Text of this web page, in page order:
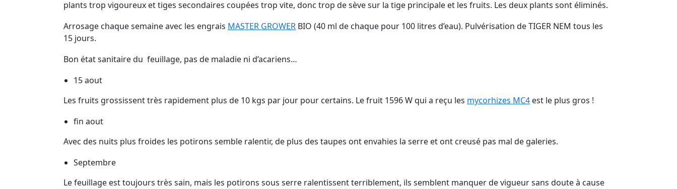
plants trop vigoureux et tiges secondaires coupées trop vite, donc trop de sève sur la tige principale et les fruits. Les deux plants sont éliminés.
Arrosage chaque semaine avec les engrais MASTER GROWER BIO (40 ml de chaque pour 100 litres d’eau). Pulvérisation de TIGER NEM tous les
15 jours.
Bon état sanitaire du feuillage, pas de maladie ni d’acariens…
15 aout
Les fruits grossissent très rapidement plus de 10 kgs par jour pour certains. Le fruit 1596 W qui a reçu les mycorhizes MC4 est le plus gros !
fin aout
Avec des nuits plus froides les potirons semble ralentir, de plus des taupes ont envahies la serre et ont creusé pas mal de galeries.
Septembre
Le feuillage est toujours très sain, mais les potirons sous serre ralentissent terriblement, ils semblent manquer de vigueur sans doute à cause